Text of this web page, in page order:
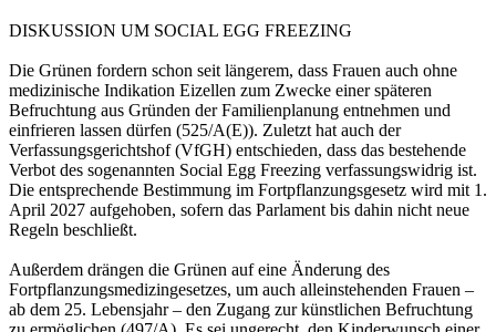
DISKUSSION UM SOCIAL EGG FREEZING
Die Grünen fordern schon seit längerem, dass Frauen auch ohne
medizinische Indikation Eizellen zum Zwecke einer späteren
Befruchtung aus Gründen der Familienplanung entnehmen und
einfrieren lassen dürfen (525/A(E)). Zuletzt hat auch der
Verfassungsgerichtshof (VfGH) entschieden, dass das bestehende
Verbot des sogenannten Social Egg Freezing verfassungswidrig ist.
Die entsprechende Bestimmung im Fortpflanzungsgesetz wird mit 1.
April 2027 aufgehoben, sofern das Parlament bis dahin nicht neue
Regeln beschließt.
Außerdem drängen die Grünen auf eine Änderung des
Fortpflanzungsmedizingesetzes, um auch alleinstehenden Frauen –
ab dem 25. Lebensjahr – den Zugang zur künstlichen Befruchtung